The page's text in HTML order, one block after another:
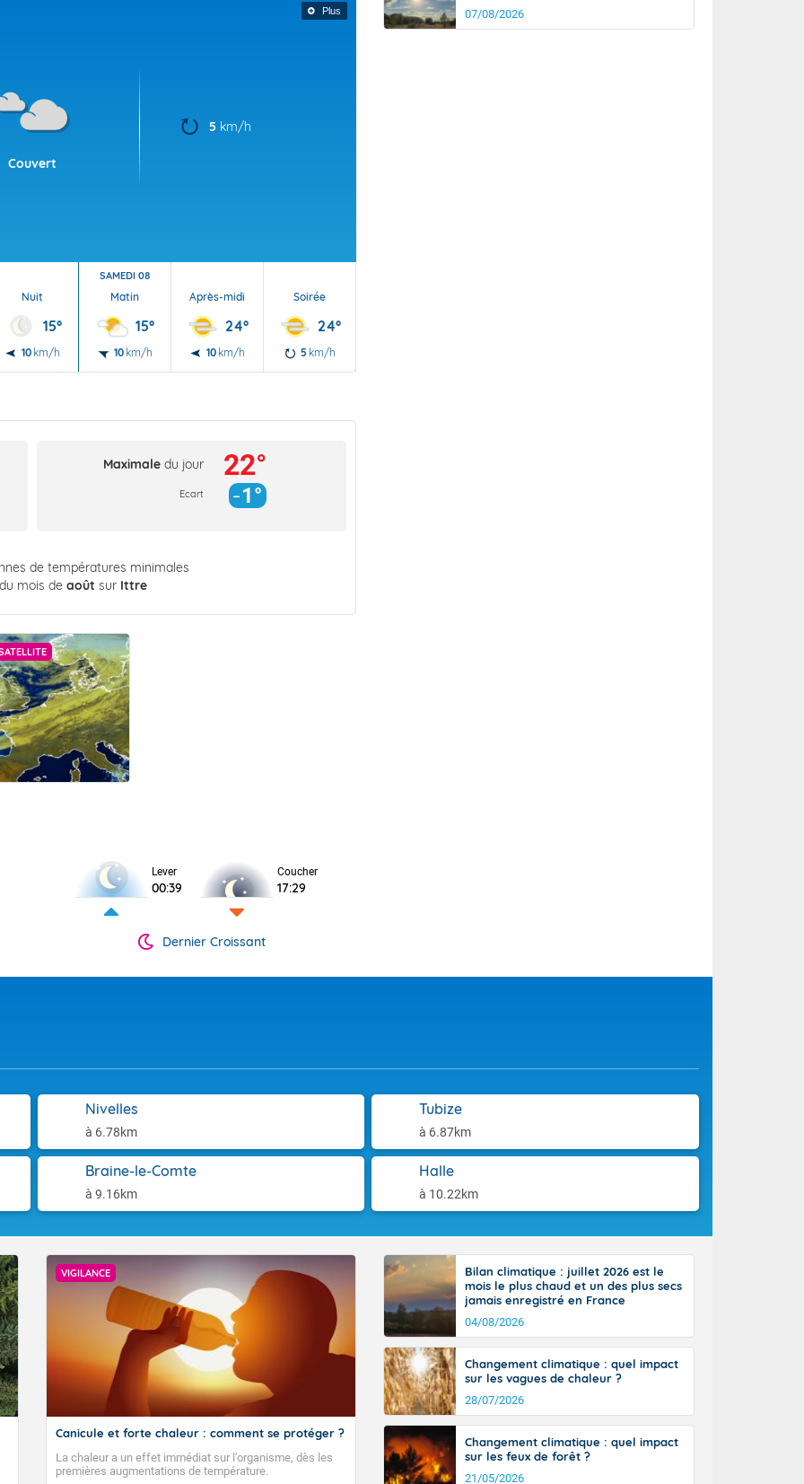
Plus
Couvert
5 km/h
Nuit
15°
10 km/h
SAMEDI 08
Matin
15°
10 km/h
Après-midi
24°
10 km/h
Soirée
24°
5 km/h
Maximale du jour
Ecart
22°
1°
de températures minimales
mois de août sur Ittre
VIGILANCE ROUGE
Accéder au site de Météo-France
Lever
00:39
Coucher
17:29
Dernier Croissant
07/08/2026
Nivelles
à 6.78km
Tubize
à 6.87km
Braine-le-Comte
à 9.16km
Halle
à 10.22km
VIGILANCE
Canicule et forte chaleur : comment se protéger ?
La chaleur a un effet immédiat sur l’organisme, dès les
premières augmentations de température.
Bilan climatique : juillet 2026 est le
mois le plus chaud et un des plus secs
jamais enregistré en France
04/08/2026
Changement climatique : quel impact
sur les vagues de chaleur ?
28/07/2026
Changement climatique : quel impact
sur les feux de forêt ?
21/05/2026